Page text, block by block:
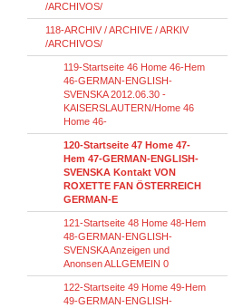
/ARCHIVOS/
118-ARCHIV / ARCHIVE / ARKIV
/ARCHIVOS/
119-Startseite 46 Home 46-Hem
46-GERMAN-ENGLISH-
SVENSKA 2012.06.30 -
KAISERSLAUTERN/Home 46
Home 46-
120-Startseite 47 Home 47-
Hem 47-GERMAN-ENGLISH-
SVENSKA Kontakt VON
ROXETTE FAN ÖSTERREICH
GERMAN-E
121-Startseite 48 Home 48-Hem
48-GERMAN-ENGLISH-
SVENSKA Anzeigen und
Anonsen ALLGEMEIN 0
122-Startseite 49 Home 49-Hem
49-GERMAN-ENGLISH-